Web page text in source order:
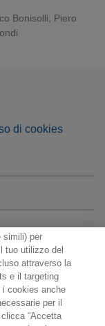
Bonisolli
Piero
di cookies
cookie
simili) per
tuo utilizzo del
attraverso la
e il targeting
i cookies anche
per il
“Accetta